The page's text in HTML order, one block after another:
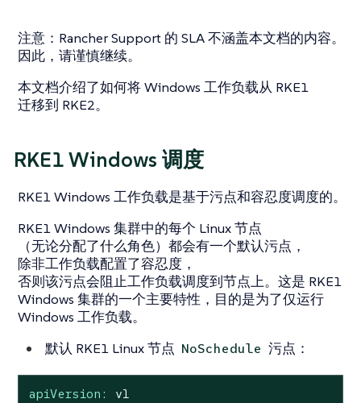
注意 ：Rancher Support 的 SLA 不涵盖本文档的内容。
因此，请谨慎继续。
本文档介绍了如何将 Windows 工作负载从 RKE1
迁移到 RKE2。
RKE1 Windows 调度
RKE1 Windows 工作负载是基于污点和容忍度调度的。
RKE1 Windows 集群中的每个 Linux 节点
（无论分配了什么角色）都会有一个默认污点，
除非工作负载配置了容忍度，
否则该污点会阻止工作负载调度到节点上。这是 RKE1
Windows 集群的一个主要特性，目的是为了仅运行
Windows 工作负载。
默认 RKE1 Linux 节点 NoSchedule 污点：
apiVersion:
v1